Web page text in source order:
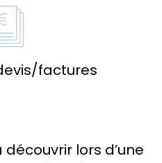
factures
découvrir lors d’une